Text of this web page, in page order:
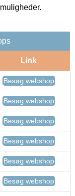
Link
Besøg webshop
Besøg webshop
Besøg webshop
Besøg webshop
Besøg webshop
Besøg webshop